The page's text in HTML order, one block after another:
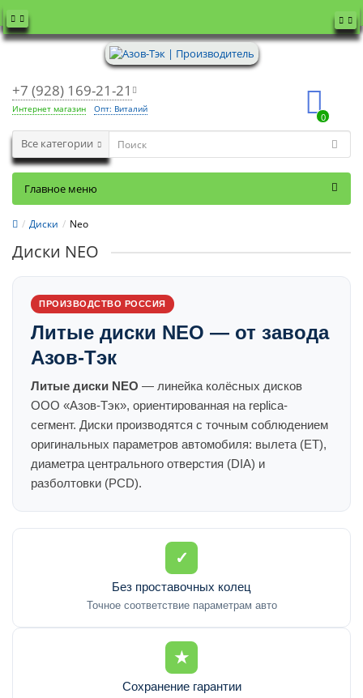
+7 (928) 169-21-21
Интернет магазин Опт: Виталий
0
Все категории
Главное меню
Диски Neo
Диски NEO
ПРОИЗВОДСТВО РОССИЯ
Литые диски NEO — от завода
Азов-Тэк
Литые диски NEO — линейка колёсных дисков
ООО «Азов-Тэк», ориентированная на replica-
сегмент. Диски производятся с точным соблюдением
оригинальных параметров автомобиля: вылета (ET),
диаметра центрального отверстия (DIA) и
разболтовки (PCD).
✓
Без проставочных колец
Точное соответствие параметрам авто
★
Сохранение гарантии